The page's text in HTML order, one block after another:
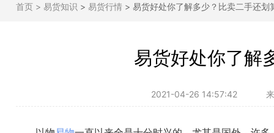
首页 > 易货知识 > 易货行情 > 易货好处你了解多少？比卖二手还划
易货好处你了解
2021-04-26 14:57:42